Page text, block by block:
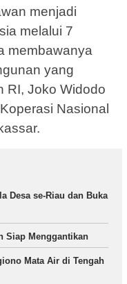
menjadi
melalui 7
membawanya
yang
RI, Joko Widodo
Nasional
Desa se-Riau dan Buka
Siap Menggantikan
Mata Air di Tengah